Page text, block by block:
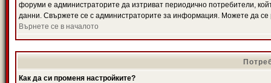
форуми е администраторите да изтриват периодично потребители,
данни. Свържете се с администраторите за информация. Можете да се
Върнете се в началото
Как да си променя настройките?